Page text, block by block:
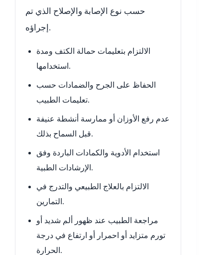
حسب نوع الإصابة والإصلاح الذي تم
إجراؤه.
الالتزام بتعليمات حمالة الكتف ومدة
استخدامها.
الحفاظ على الجرح والضمادات حسب
تعليمات الطبيب.
عدم رفع الأوزان أو ممارسة أنشطة عنيفة
قبل السماح بذلك.
استخدام الأدوية والكمادات الباردة وفق
الإرشادات الطبية.
الالتزام بالعلاج الطبيعي والتدرج في
التمارين.
مراجعة الطبيب عند ظهور ألم شديد أو
تورم متزايد أو احمرار أو ارتفاع في درجة
الحرارة.